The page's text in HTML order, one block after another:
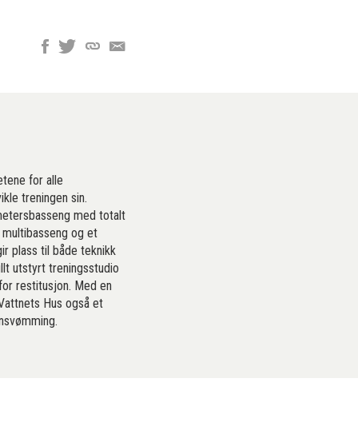
for alle
treningen sin.
med totalt
og et
plass til både teknikk
utstyrt treningsstudio
restitusjon. Med en
Hus også et